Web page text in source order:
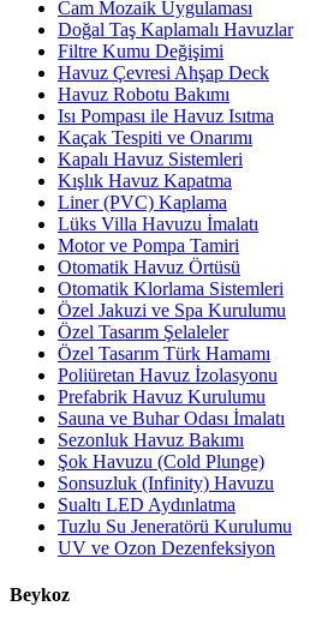
Cam Mozaik Uygulaması
Doğal Taş Kaplamalı Havuzlar
Filtre Kumu Değişimi
Havuz Çevresi Ahşap Deck
Havuz Robotu Bakımı
Isı Pompası ile Havuz Isıtma
Kaçak Tespiti ve Onarımı
Kapalı Havuz Sistemleri
Kışlık Havuz Kapatma
Liner (PVC) Kaplama
Lüks Villa Havuzu İmalatı
Motor ve Pompa Tamiri
Otomatik Havuz Örtüsü
Otomatik Klorlama Sistemleri
Özel Jakuzi ve Spa Kurulumu
Özel Tasarım Şelaleler
Özel Tasarım Türk Hamamı
Poliüretan Havuz İzolasyonu
Prefabrik Havuz Kurulumu
Sauna ve Buhar Odası İmalatı
Sezonluk Havuz Bakımı
Şok Havuzu (Cold Plunge)
Sonsuzluk (Infinity) Havuzu
Sualtı LED Aydınlatma
Tuzlu Su Jeneratörü Kurulumu
UV ve Ozon Dezenfeksiyon
Beykoz